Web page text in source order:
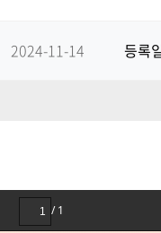
2024-11-14 등록